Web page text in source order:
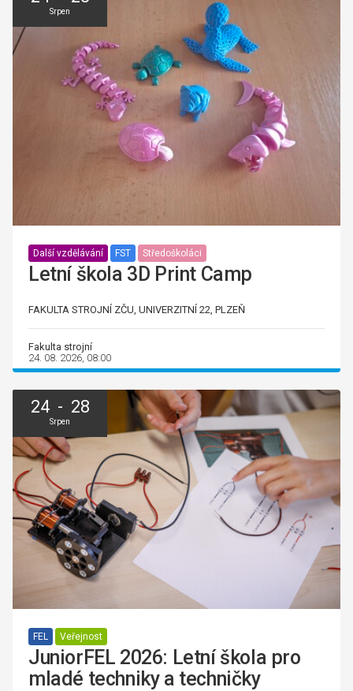
Srpen
Další vzdělávání FST Středoškoláci
Letní škola 3D Print Camp
FAKULTA STROJNÍ ZČU, UNIVERZITNÍ 22, PLZEŇ
Fakulta strojní
24. 08. 2026, 08:00
24 - 28
Srpen
FEL Veřejnost
JuniorFEL 2026: Letní škola pro
mladé techniky a techničky